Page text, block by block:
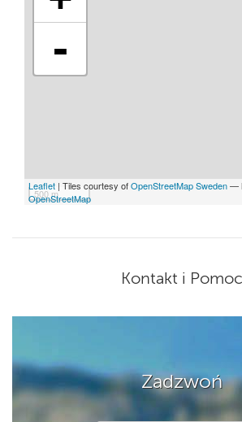
-
500 m
Leaflet | Tiles courtesy ofOpenStreetMap Sweden—
OpenStreetMap
Kontakt i Pomoc
Zadzwoń